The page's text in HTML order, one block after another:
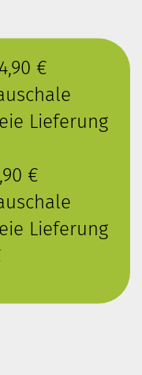
€
Lieferung
€
Lieferung